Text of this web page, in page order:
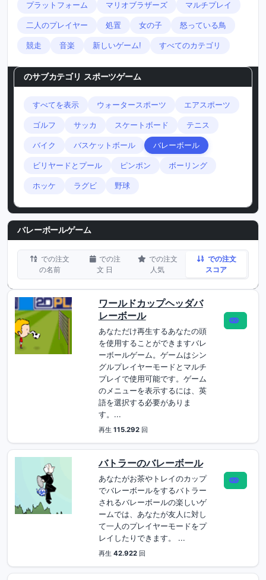
プラットフォーム マリオブラザーズ マルチプレイ
二人のプレイヤー 処置 女の子 怒っている鳥
競走 音楽 新しいゲーム! すべてのカテゴリ
のサブカテゴリ スポーツゲーム
すべてを表示 ウォータースポーツ エアスポーツ
ゴルフ サッカ スケートボード テニス
バイク バスケットボール バレーボール
ビリヤードとプール ピンポン ボーリング
ホッケ ラグビ 野球
バレーボールゲーム
での注文
の名前
での注
文 日
での注文
人気
での注文
スコア
ワールドカップヘッダバ
レーボール
あなただけ再生するあなたの頭
を使用することができますバレ
ーボールゲーム。ゲームはシン
グルプレイヤーモードとマルチ
プレイで使用可能です。ゲーム
のメニューを表示するには、英
語を選択する必要がありま
す。...
再生 115.292回
バトラーのバレーボール
あなたがお茶やトレイのカップ
でバレーボールをするバトラー
されるバレーボールの楽しいゲ
ームでは、あなたが友人に対し
て一人のプレイヤーモードをプ
レイしたりできます。 ...
再生 42.922回